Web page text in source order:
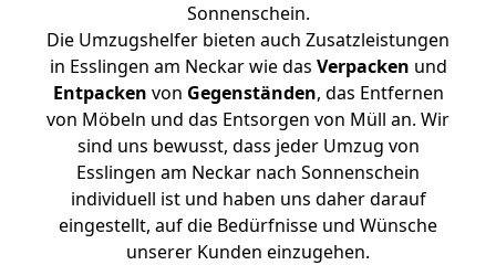
Sonnenschein.
Die Umzugshelfer bieten auch Zusatzleistungen
in Esslingen am Neckar wie das Verpacken und
Entpacken von Gegenständen, das Entfernen
von Möbeln und das Entsorgen von Müll an. Wir
sind uns bewusst, dass jeder Umzug von
Esslingen am Neckar nach Sonnenschein
individuell ist und haben uns daher darauf
eingestellt, auf die Bedürfnisse und Wünsche
unserer Kunden einzugehen.